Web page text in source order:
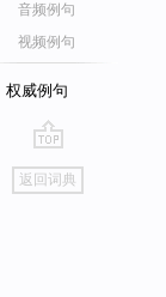
音频例句
视频例句
权威例句
go
top
返回词典